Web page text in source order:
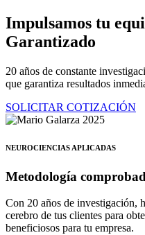
Ir
al
contenido
Impulsamos tu
Garantizado
20 años de constante
que garantiza resultados
SOLICITAR COTIZACIÓN
NEUROCIENCIAS APLICADAS
Metodología
Con 20 años de investigación,
cerebro de tus clientes para
beneficiosos para tu empresa.